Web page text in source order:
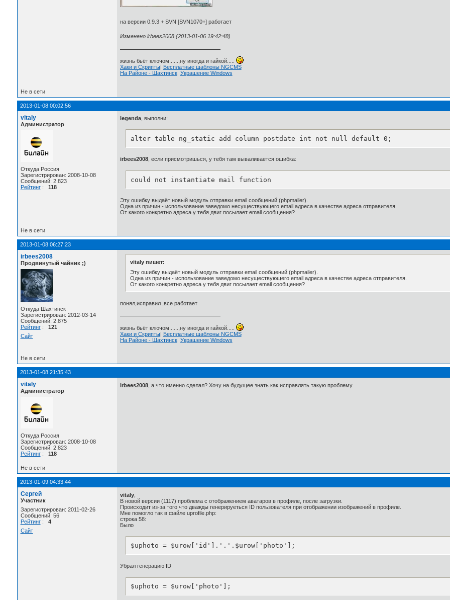
на версии 0.9.3 + SVN [SVN1070+] работает
Изменено irbees2008 (2013-01-06 19:42:48)
жизнь бьёт ключом......,ну иногда и гайкой.....
Хаки и Скрипты|
Бесплатные шаблоны NGCMS
На Районе - Шахтинск Украшение Windows
Не в сети
2013-01-08 00:02:56
vitaly
Администратор
Откуда Россия
Зарегистрирован: 2008-10-08
Сообщений: 2,823
Рейтинг: 118
legenda, выполни:
alter table ng_static add column postdate int not null default 0;
irbees2008, если присмотришься, у тебя там вываливается ошибка:
could not instantiate mail function
Эту ошибку выдаёт новый модуль отправки email сообщений (phpmailer).
Одна из причин - использование заведомо несуществующего email адреса в качестве адреса отправителя.
От какого конкретно адреса у тебя двиг посылает email сообщения?
Не в сети
2013-01-08 06:27:23
irbees2008
Продвинутый чайник ;)
Откуда Шахтинск
Зарегистрирован: 2012-03-14
Сообщений: 2,875
Рейтинг: 121
Сайт
vitaly пишет:
Эту ошибку выдаёт новый модуль отправки email сообщений (phpmailer).
Одна из причин - использование заведомо несуществующего email адреса в качестве адреса отправителя.
От какого конкретно адреса у тебя двиг посылает email сообщения?
понял,исправил ,все работает
жизнь бьёт ключом......,ну иногда и гайкой.....
Хаки и Скрипты| Бесплатные шаблоны NGCMS
На Районе - Шахтинск Украшение Windows
Не в сети
2013-01-08 21:35:43
vitaly
Администратор
Откуда Россия
Зарегистрирован: 2008-10-08
Сообщений: 2,823
Рейтинг: 118
irbees2008, а что именно сделал? Хочу на будущее знать как исправлять такую проблему.
Не в сети
2013-01-09 04:33:44
Сергей
Участник
Зарегистрирован: 2011-02-26
Сообщений: 56
Рейтинг: 4
Сайт
vitaly,
В новой версии (1117) проблема с отображением аватаров в профиле, после загрузки.
Происходит из-за того что дважды генерируеться ID пользователя при отображении изображений в профиле.
Мне помогло так в файле uprofile.php:
строка 58:
Было
$uphoto = $urow['id'].'.'.$urow['photo'];
Убрал генерацию ID
$uphoto = $urow['photo'];